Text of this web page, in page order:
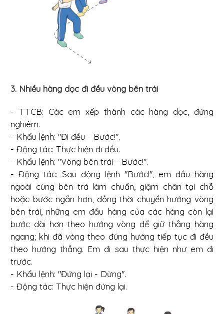
3. Nhiều hàng dọc đi đều vòng bên trái
- TTCB: Các em xếp thành các hàng dọc, đứng
nghiêm.
- Khẩu lệnh: "Đi đều - Bước!".
- Động tác: Thực hiện đi đều.
- Khẩu lệnh: "Vòng bên trái - Bước!".
- Động tác: Sau động lệnh "Bước!", em đầu hàng
ngoài cùng bên trá làm chuẩn, giậm chân tại chỗ
hoặc bước ngắn hơn, đồng thời chuyển hướng vòng
bên trái, những em đầu hàng của các hàng còn lại
bước dài hơn theo hướng vòng để giữ thẳng hàng
ngang; khi đã vòng theo đúng hướng tiếp tục đi đều
theo hướng thẳng. Em đi sau thực hiện như em đi
trước.
- Khẩu lệnh: "Đứng lại - Dừng".
- Động tác: Thực hiện đứng lại.